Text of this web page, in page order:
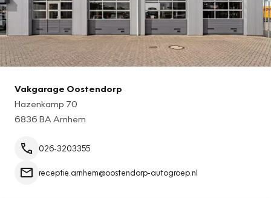
Vakgarage Oostendorp
Hazenkamp 70
6836 BA Arnhem
026-3203355
receptie.arnhem@oostendorp-autogroep.nl